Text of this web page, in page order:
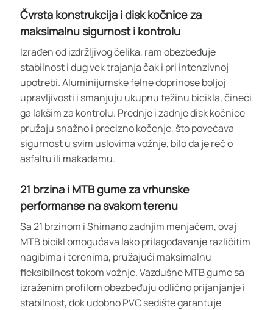
Čvrsta konstrukcija i disk kočnice za
maksimalnu sigurnost i kontrolu
Izrađen od izdržljivog čelika, ram obezbeđuje
stabilnost i dug vek trajanja čak i pri intenzivnoj
upotrebi. Aluminijumske felne doprinose boljoj
upravljivosti i smanjuju ukupnu težinu bicikla, čineći
ga lakšim za kontrolu. Prednje i zadnje disk kočnice
pružaju snažno i precizno kočenje, što povećava
sigurnost u svim uslovima vožnje, bilo da je reč o
asfaltu ili makadamu.
21 brzina i MTB gume za vrhunske
performanse na svakom terenu
Sa 21 brzinom i Shimano zadnjim menjačem, ovaj
MTB bicikl omogućava lako prilagođavanje različitim
nagibima i terenima, pružajući maksimalnu
fleksibilnost tokom vožnje. Vazdušne MTB gume sa
izraženim profilom obezbeđuju odlično prijanjanje i
stabilnost, dok udobno PVC sedište garantuje